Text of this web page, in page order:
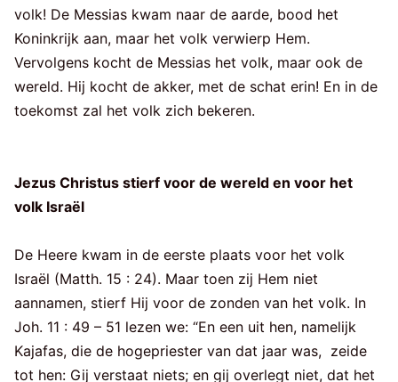
volk! De Messias kwam naar de aarde, bood het
Koninkrijk aan, maar het volk verwierp Hem.
Vervolgens kocht de Messias het volk, maar ook de
wereld. Hij kocht de akker, met de schat erin! En in de
toekomst zal het volk zich bekeren.
Jezus Christus stierf voor de wereld en voor het
volk Israël
De Heere kwam in de eerste plaats voor het volk
Israël (Matth. 15 : 24). Maar toen zij Hem niet
aannamen, stierf Hij voor de zonden van het volk. In
Joh. 11 : 49 – 51 lezen we: “En een uit hen, namelijk
Kajafas, die de hogepriester van dat jaar was, zeide
tot hen: Gij verstaat niets; en gij overlegt niet, dat het